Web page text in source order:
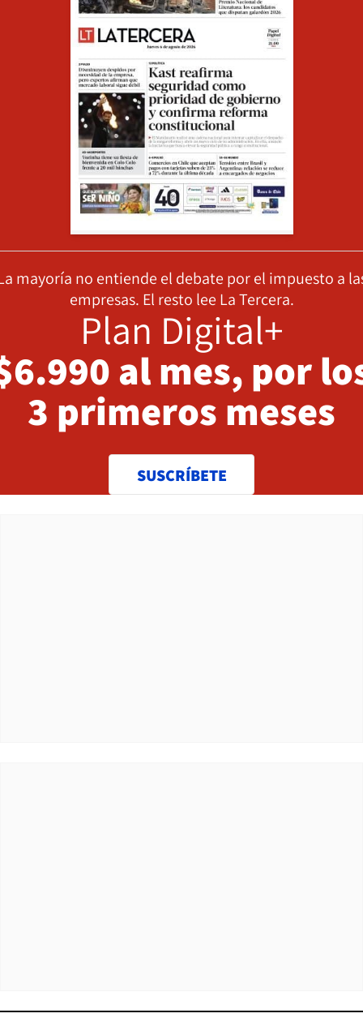
mayoría no entiende el debate por el impuesto a
empresas. El resto lee La Tercera.
Plan Digital+
al mes, por
3 primeros meses
SUSCRÍBETE